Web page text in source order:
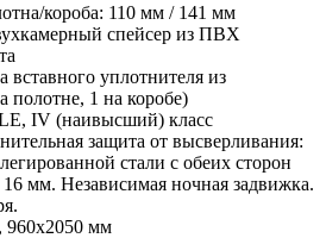
короба: 110 мм / 141 мм
спейсер из ПВХ
вставного уплотнителя из
полотне, 1 на коробе)
IV (наивысший) класс
защита от высверливания:
стали с обеих сторон
мм. Независимая ночная задвижка.
960х2050 мм